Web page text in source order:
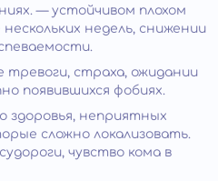
— устойчивом плохом
недель, снижении
страха, ожидании
появившихся фобиях.
здоровья, неприятных
сложно локализовать.
чувство кома в